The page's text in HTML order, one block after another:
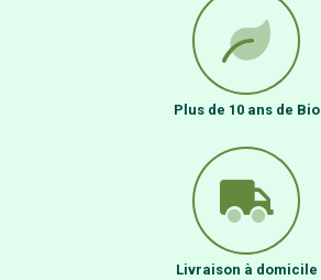
Plus de 10 ans de Bio
Livraison à domicile